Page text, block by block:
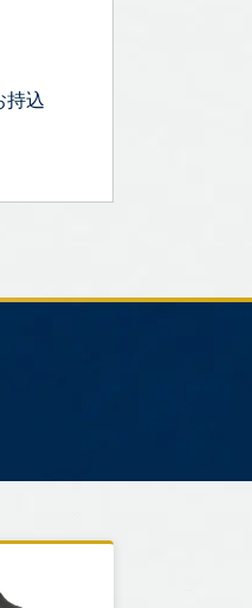
持込